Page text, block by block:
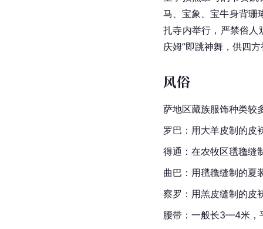
马、宝象、宝牛身背珊
扎寺内举行，严禁俗人
庆姆”即跳神舞，供四
风俗
萨地区藏族服饰种类较
罗巴：用大羊皮制的皮
得通：在农牧区氆氇缝
曲巴：用氆氇缝制的夏
察罗：用羔皮缝制的皮
腰带：一般长3—4米，